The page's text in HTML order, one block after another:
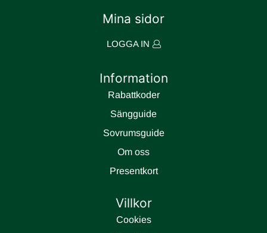
Mina sidor
LOGGA IN
Information
Rabattkoder
Sängguide
Sovrumsguide
Om oss
Presentkort
Villkor
Cookies